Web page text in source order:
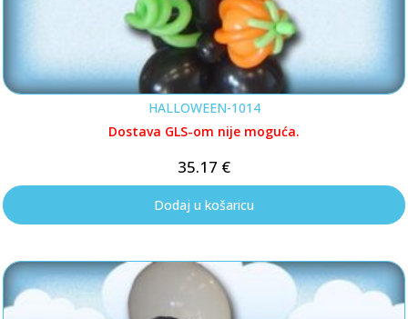
HALLOWEEN-1014
Dostava GLS-om nije moguća.
35.17 €
Dodaj u košaricu